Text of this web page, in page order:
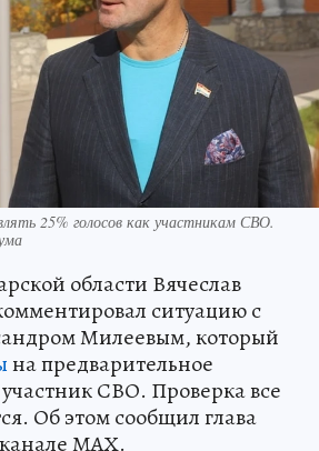
25% голосов как участникам СВО.
области Вячеслав
ситуацию с
Милеевым, который
на предварительное
СВО. Проверка все
Об этом сообщил глава
МАХ.